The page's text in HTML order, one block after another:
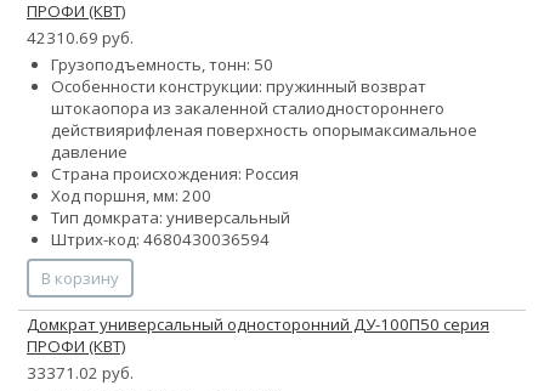
ПРОФИ (КВТ)
42310.69 руб.
Грузоподъемность, тонн: 50
Особенности конструкции: пружинный возврат
штокаопора из закаленной сталиодностороннего
действиярифленая поверхность опорымаксимальное
давление
Страна происхождения: Россия
Ход поршня, мм: 200
Тип домкрата: универсальный
Штрих-код: 4680430036594
В корзину
Домкрат универсальный односторонний ДУ-100П50 серия
ПРОФИ (КВТ)
33371.02 руб.